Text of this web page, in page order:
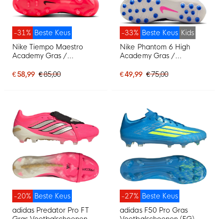
Beste Keus
-31%
Nike Tiempo Maestro
Academy Gras /
Voetbalschoenen (MG)
€ 58,99 € 85,00
Beste Keus
-33%
Kids
Nike Phantom 6 High
Academy Gras /
Voetbalschoenen (MG)
€ 49,99 € 75,00
Beste Keus
-20%
adidas Predator Pro FT
Beste Keus
-27%
adidas F50 Pro Gras